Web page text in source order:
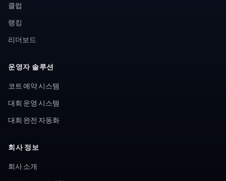
클럽
랭킹
리더보드
운영자 솔루션
코트 예약 시스템
대회 운영 시스템
대회 완전 자동화
회사 정보
회사 소개